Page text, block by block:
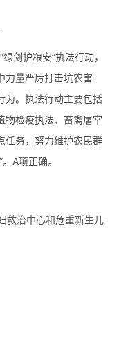
剑护粮安”执法行动，
力量严厉打击坑农害
为。执法行动主要包括
物检疫执法、畜禽屠宰
任务，努力维护农民群
A项正确。
救治中心和危重新生儿